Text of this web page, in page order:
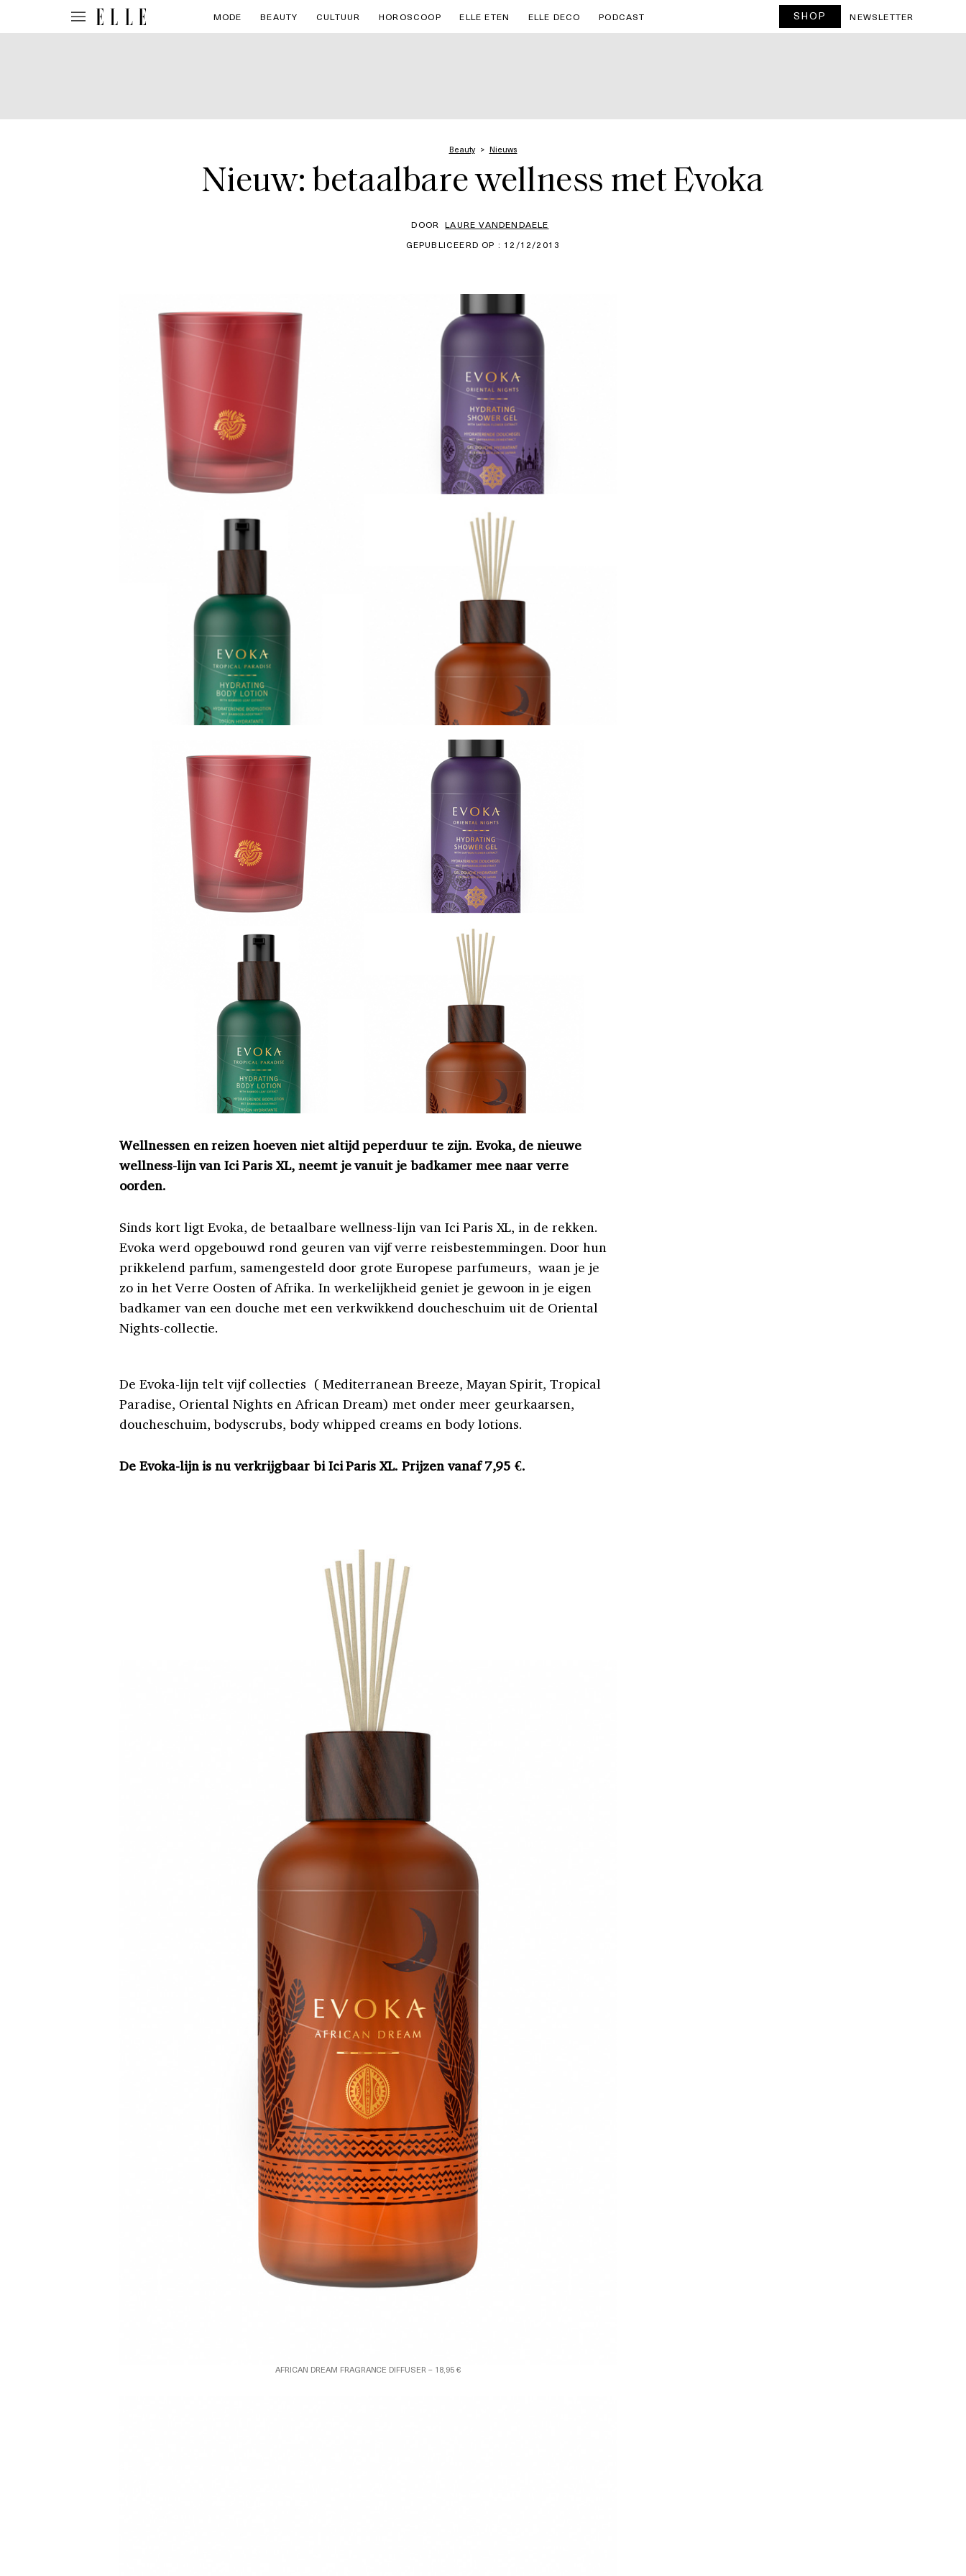
MODE BEAUTY CULTUUR HOROSCOOP ELLE ETEN ELLE DECO PODCAST SHOP NEWSLETTER
Beauty Nieuws
Nieuw: betaalbare wellness met Evoka
DOOR LAURE VANDENDAELE
GEPUBLICEERD OP : 12/12/2013
Wellnessen en reizen hoeven niet altijd peperduur te zijn. Evoka, de nieuwe
wellness-lijn van Ici Paris XL, neemt je vanuit je badkamer mee naar verre
oorden.
Sinds kort ligt Evoka, de betaalbare wellness-lijn van Ici Paris XL, in de rekken.
Evoka werd opgebouwd rond geuren van vijf verre reisbestemmingen. Door hun
prikkelend parfum, samengesteld door grote Europese parfumeurs, waan je je
zo in het Verre Oosten of Afrika. In werkelijkheid geniet je gewoon in je eigen
badkamer van een douche met een verkwikkend doucheschuim uit de Oriental
Nights-collectie.
De Evoka-lijn telt vijf collecties ( Mediterranean Breeze, Mayan Spirit, Tropical
Paradise, Oriental Nights en African Dream) met onder meer geurkaarsen,
doucheschuim, bodyscrubs, body whipped creams en body lotions.
De Evoka-lijn is nu verkrijgbaar bi Ici Paris XL. Prijzen vanaf 7,95 €.
AFRICAN DREAM FRAGRANCE DIFFUSER – 18,95 €